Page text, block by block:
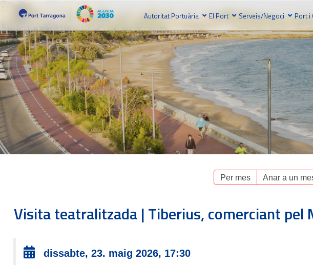
Autoritat Portuària El Port Serveis/Negoci Port i
Per mes Anar a un
Visita teatralitzada | Tiberius, comerciant pel
dissabte, 23. maig 2026, 17:30